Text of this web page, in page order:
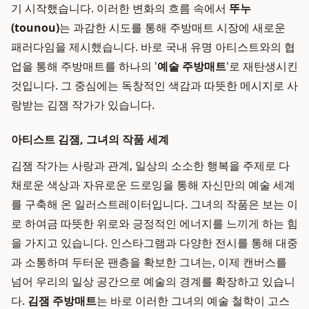
기 시작했습니다. 이러한 변화의 흐름 속에서 뚜누
(tounou)는 과감한 시도를 통해 주방매트 시장에 새로운
패러다임을 제시했습니다. 바로 국내 유명 아티스트와의 협
업을 통해 주방매트를 하나의 '예술 주방매트'로 재탄생시킨
것입니다. 그 중심에는 독창적인 색감과 따뜻한 메시지로 사
랑받는 김잼 작가가 있습니다.
아티스트 김잼, 그녀의 작품 세계
김잼 작가는 사랑과 관계, 일상의 소소한 행복을 주제로 다
채로운 색상과 자유로운 드로잉을 통해 자신만의 예술 세계
를 구축해 온 일러스트레이터입니다. 그녀의 작품은 보는 이
로 하여금 따뜻한 위로와 긍정적인 에너지를 느끼게 하는 힘
을 가지고 있습니다. 인스타그램과 다양한 전시를 통해 대중
과 소통하며 두터운 팬층을 확보한 그녀는, 이제 캔버스를
넘어 우리의 일상 공간으로 예술의 경계를 확장하고 있습니
다. 김잼 주방매트는 바로 이러한 그녀의 예술 철학이 고스